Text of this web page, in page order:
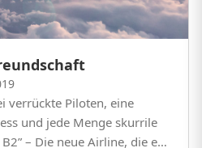
verrückte Piloten, eine
und jede Menge skurrile
B2” – Die neue Airline, die es